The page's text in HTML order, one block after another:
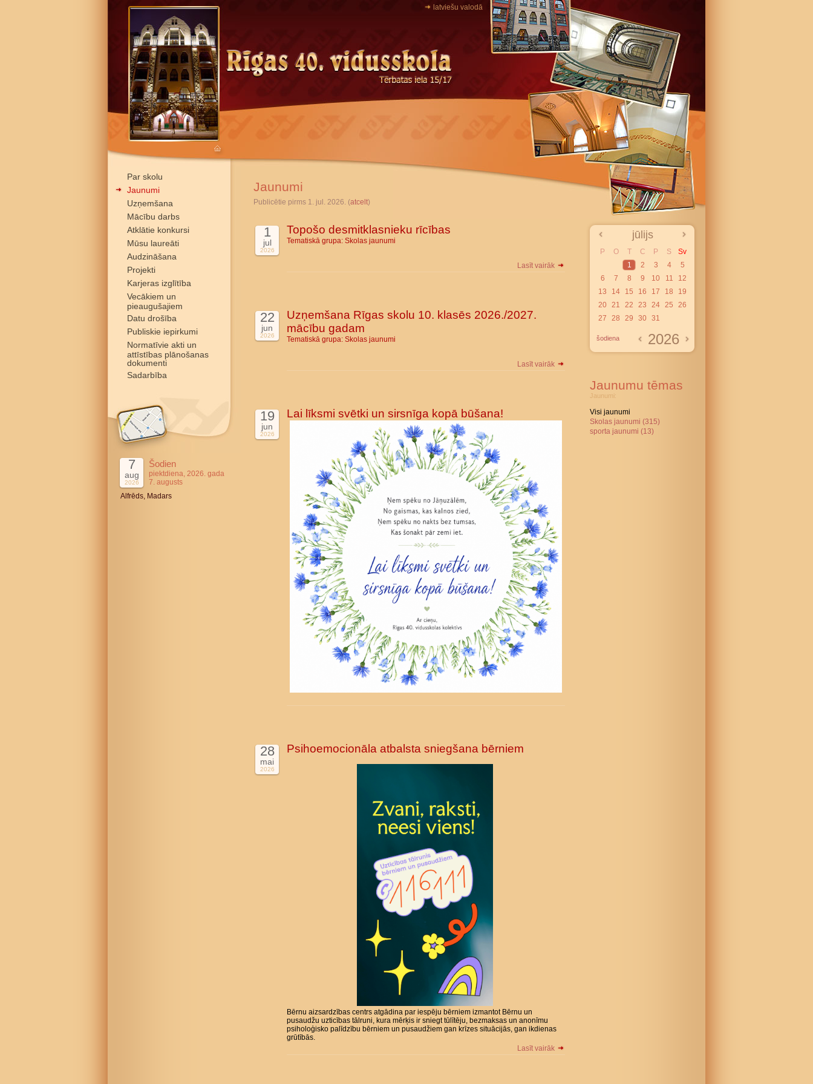
latviešu valodā
Par skolu
Jaunumi
Uzņemšana
Mācību darbs
Atklātie konkursi
Mūsu laureāti
Audzināšana
Projekti
Karjeras izglītība
Vecākiem un
pieaugušajiem
Datu drošība
Publiskie iepirkumi
Normatīvie akti un
attīstības plānošanas
dokumenti
Sadarbība
7
aug
2026
Šodien
piektdiena, 2026. gada
7. augusts
Alfrēds, Madars
Jaunumi
Publicētie pirms 1. jul. 2026. (atcelt)
1
jul
2026
Topošo desmitklasnieku rīcības
Tematiskā grupa: Skolas jaunumi
Lasīt vairāk
22
jun
2026
Uzņemšana Rīgas skolu 10. klasēs 2026./2027.
mācību gadam
Tematiskā grupa: Skolas jaunumi
Lasīt vairāk
19
jun
2026
Lai līksmi svētki un sirsnīga kopā būšana!
28
mai
2026
Psihoemocionāla atbalsta sniegšana bērniem
Bērnu aizsardzības centrs atgādina par iespēju bērniem izmantot Bērnu un
pusaudžu uzticības tālruni, kura mērķis ir sniegt tūlītēju, bezmaksas un anonīmu
psiholoģisko palīdzību bērniem un pusaudžiem gan krīzes situācijās, gan ikdienas
grūtībās.
Lasīt vairāk
jūlijs
P O T C P S
Sv
1
2 3 4
5
6
7 8 9 10 11
12
13
14 15 16 17 18
19
20 21 22 23 24 25
26
27
28 29 30 31
šodiena 2026
Jaunumu tēmas
Jaunumi:
Visi jaunumi
Skolas jaunumi (315)
sporta jaunumi (13)